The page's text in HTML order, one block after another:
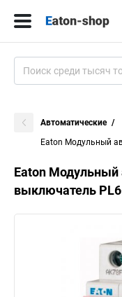
Автоматические
Eaton Модульный
Eaton Модульный
выключатель